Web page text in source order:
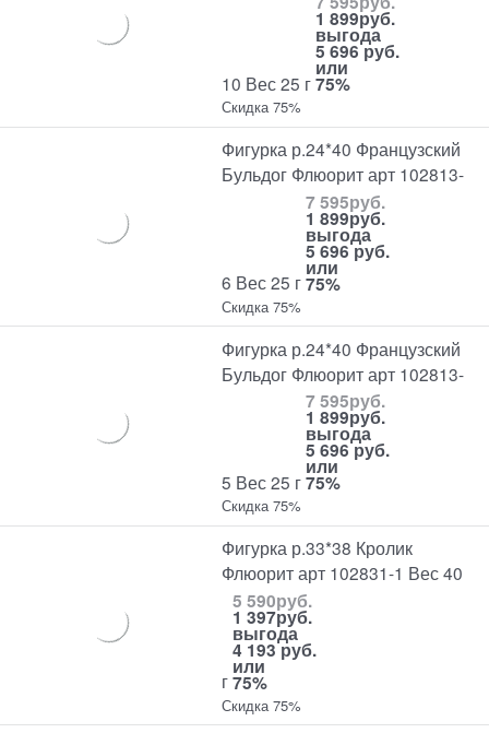
10 Вес 25 г
1 899руб.
выгода
5 696 руб.
или
75%
Скидка 75%
Фигурка р.24*40 Французский
Бульдог Флюорит арт 102813-
6 Вес 25 г
7 595руб.
1 899руб.
выгода
5 696 руб.
или
75%
Скидка 75%
Фигурка р.24*40 Французский
Бульдог Флюорит арт 102813-
5 Вес 25 г
7 595руб.
1 899руб.
выгода
5 696 руб.
или
75%
Скидка 75%
Фигурка р.33*38 Кролик
Флюорит арт 102831-1 Вес 40
г
5 590руб.
1 397руб.
выгода
4 193 руб.
или
75%
Скидка 75%